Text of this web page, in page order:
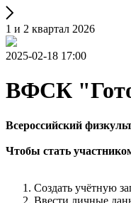
1 и 2 квартал 2026
2025-02-18 17:00
ВФСК
Всероссийский
Чтобы стать
Создать учётную
Ввести личные